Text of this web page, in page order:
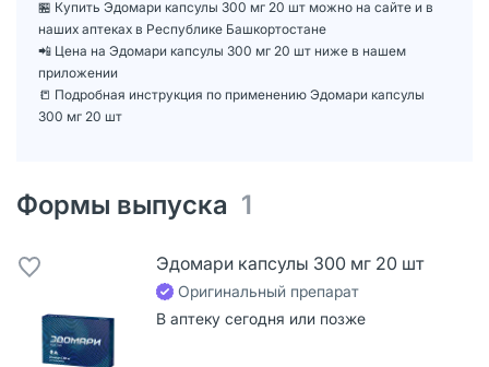
🏪 Купить Эдомари капсулы 300 мг 20 шт можно на сайте и в
наших аптеках в Республике Башкортостане
📲 Цена на Эдомари капсулы 300 мг 20 шт ниже в нашем
приложении
📒 Подробная инструкция по применению Эдомари капсулы
300 мг 20 шт
Формы выпуска 1
Эдомари капсулы 300 мг 20 шт
Оригинальный препарат
В аптеку сегодня или позже